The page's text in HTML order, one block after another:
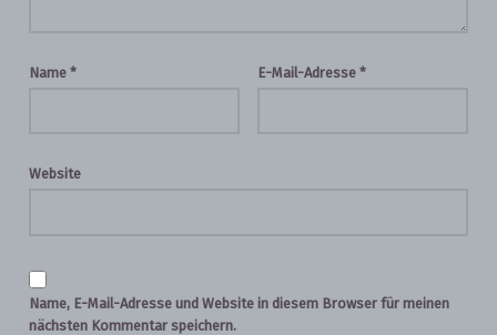
Name * E-Mail-Adresse *
Website
Name, E-Mail-Adresse und Website in diesem Browser für meinen
nächsten Kommentar speichern.